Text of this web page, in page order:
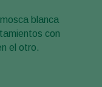
blanca
con
el otro.